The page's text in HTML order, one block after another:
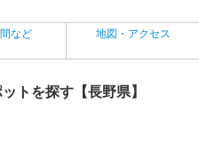
など 地図・アクセス
トを探す【長野県】